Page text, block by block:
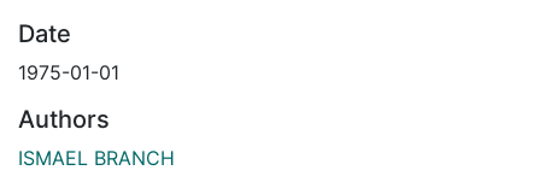
Date
1975-01-01
Authors
ISMAEL BRANCH